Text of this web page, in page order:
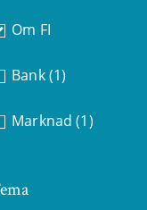
Om FI
Bank (1)
Marknad (1)